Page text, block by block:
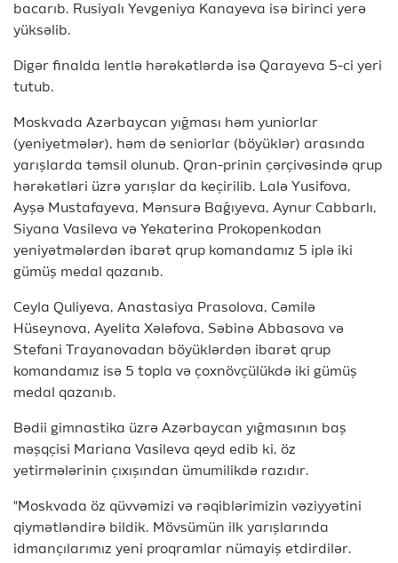
bacarıb. Rusiyalı Yevgeniya Kanayeva isə birinci yerə
yüksəlib.
Digər finalda lentlə hərəkətlərdə isə Qarayeva 5-ci yeri
tutub.
Moskvada Azərbaycan yığması həm yuniorlar
(yeniyetmələr), həm də seniorlar (böyüklər) arasında
yarışlarda təmsil olunub. Qran-prinin çərçivəsində qrup
hərəkətləri üzrə yarışlar da keçirilib. Lalə Yusifova,
Ayşə Mustafayeva, Mənsurə Bağıyeva, Aynur Cabbarlı,
Siyana Vasileva və Yekaterina Prokopenkodan
yeniyətmələrdən ibarət qrup komandamız 5 iplə iki
gümüş medal qazanıb.
Ceyla Quliyeva, Anastasiya Prasolova, Cəmilə
Hüseynova, Ayelita Xələfova, Səbinə Abbasova və
Stefani Trayanovadan böyüklərdən ibarət qrup
komandamız isə 5 topla və çoxnövçülükdə iki gümüş
medal qazanıb.
Bədii gimnastika üzrə Azərbaycan yığmasının baş
məşqçisi Mariana Vasileva qeyd edib ki, öz
yetirmələrinin çıxışından ümumilikdə razıdır.
"Moskvada öz qüvvəmizi və rəqiblərimizin vəziyyətini
qiymətləndirə bildik. Mövsümün ilk yarışlarında
idmançılarımız yeni proqramlar nümayiş etdirdilər.